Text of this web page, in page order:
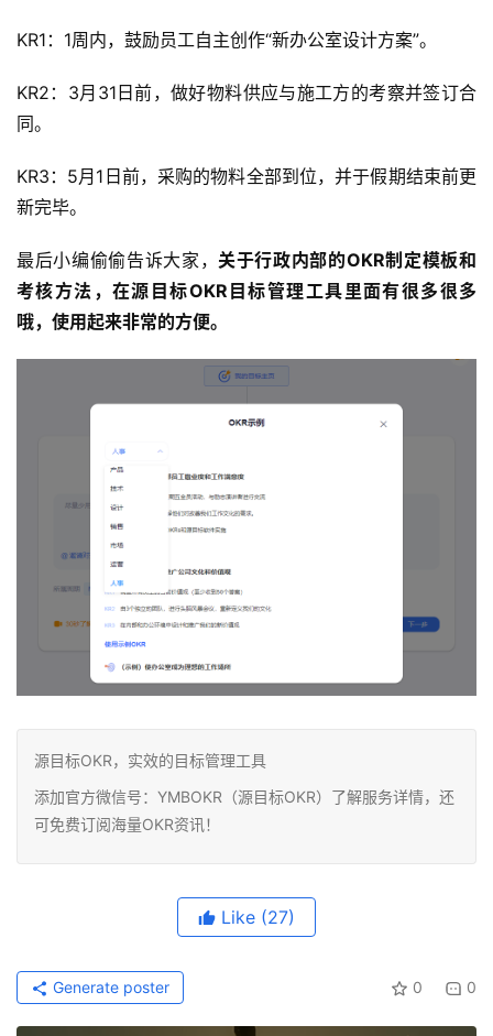
KR1：1周内，鼓励员工自主创作“新办公室设计方案”。
KR2：3月31日前，做好物料供应与施工方的考察并签订合
同。
KR3：5月1日前，采购的物料全部到位，并于假期结束前更
新完毕。
最后小编偷偷告诉大家， 关于行政内部的OKR制定模板和
考核方法，在源目标OKR目标管理工具里面有很多很多
哦，使用起来非常的方便。
源目标OKR，实效的目标管理工具
添加官方微信号：YMBOKR（源目标OKR）了解服务详情，还
可免费订阅海量OKR资讯！
Like (27)
0 0
Generate poster